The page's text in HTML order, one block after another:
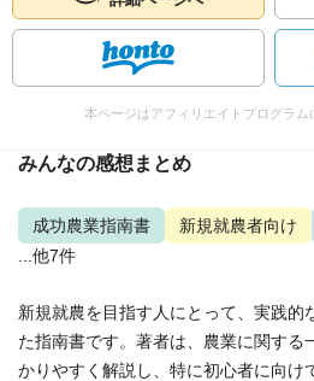
本ページはアフィリエイトプログラム
みんなの感想まとめ
成功農業指南書 新規就農者向け
...他7件
新規就農を目指す人にとって、実践的
た指南書です。著者は、農業に関する
かりやすく解説し、特に初心者に向け